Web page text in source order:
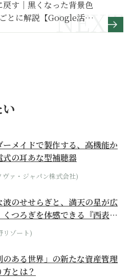
す｜黒くなった背景色
とに解説【Google活用
ーメイドで製作する、高機能か
式の耳あな型補聴器
ヴァ・ジャパン株式会社)
波のせせらぎと、満天の星が広
くつろぎを体感できる『西表島
by...
リゾート)
のある世界」の新たな資産管理
方とは？